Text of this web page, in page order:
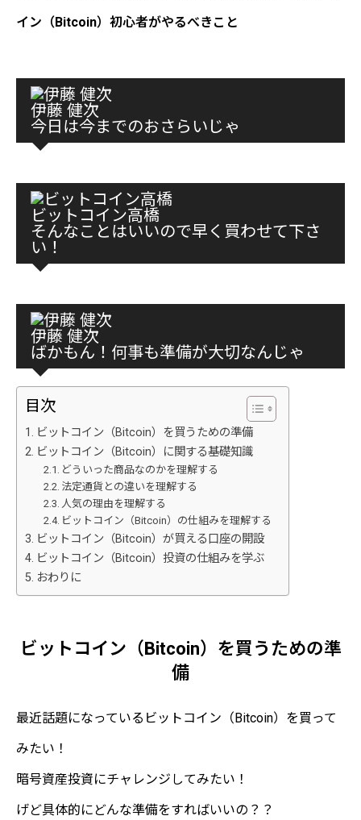
イン（Bitcoin）初心者がやるべきこと
伊藤 健次
今日は今までのおさらいじゃ
ビットコイン高橋
そんなことはいいので早く買わせて下さ
い！
伊藤 健次
ばかもん！何事も準備が大切なんじゃ
目次
ビットコイン（Bitcoin）を買うための準備
ビットコイン（Bitcoin）に関する基礎知識
どういった商品なのかを理解する
法定通貨との違いを理解する
人気の理由を理解する
ビットコイン（Bitcoin）の仕組みを理解する
ビットコイン（Bitcoin）が買える口座の開設
ビットコイン（Bitcoin）投資の仕組みを学ぶ
おわりに
ビットコイン（Bitcoin）を買うための準
備
最近話題になっているビットコイン（Bitcoin）を買って
みたい！
暗号資産投資にチャレンジしてみたい！
げど具体的にどんな準備をすればいいの？？